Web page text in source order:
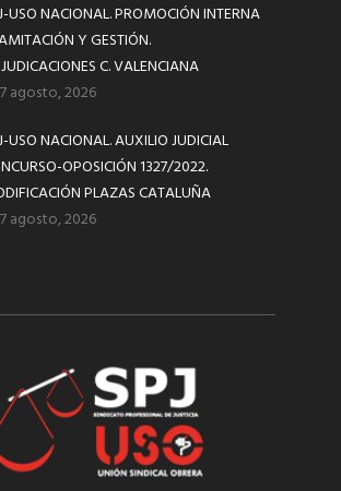
USO NACIONAL. PROMOCIÓN INTERNA
Y GESTIÓN.
C. VALENCIANA
7 agosto, 2026
USO NACIONAL. AUXILIO JUDICIAL
OPOSICIÓN 1327/2022.
PLAZAS CATALUÑA
7 agosto, 2026